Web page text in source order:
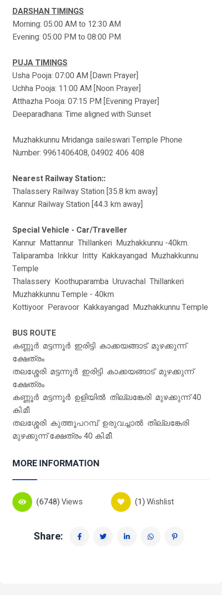
DARSHAN TIMINGS
Morning: 05:00 AM to 12:30 AM
Evening: 05:00 PM to 08:00 PM
PUJA TIMINGS
Usha Pooja: 07:00 AM [Dawn Prayer]
Uchha Pooja: 11:00 AM [Noon Prayer]
Atthazha Pooja: 07:15 PM [Evening Prayer]
Deeparadhana: Time aligned with Sunset
Muzhakkunnu Mridanga saileswari Temple Phone
Number: 9961406408, 04902 406 408
Nearest Railway Station::
Thalassery Railway Station [35.8 km away]
Kannur Railway Station [44.3 km away]
Special Vehicle - Car/Traveller
Kannur‍ Mattannur‍ Thillankeri Muzhakkunnu -40km.
Taliparamba Irikkur‍ Iritty Kakkayangad Muzhakkunnu
Temple
Thalassery Koothuparamba Uruvachal‍ Thillankeri
Muzhakkunnu Temple - 40km
Kottiyoor‍ Peravoor‍ Kakkayangad Muzhakkunnu Temple
BUS ROUTE
കണ്ണൂര്‍ മട്ടന്നൂര്‍ ഇരിട്ടി കാക്കയങ്ങാട് മുഴക്കുന്ന്
ക്ഷേത്രം
തലശ്ശേരി മട്ടന്നൂര്‍ ഇരിട്ടി കാക്കയങ്ങാട് മുഴക്കുന്ന്
ക്ഷേത്രം
കണ്ണൂര്‍ മട്ടന്നൂര്‍ ഉളിയില്‍ തില്ലങ്കേരി മുഴക്കുന്ന് 40
കി.മീ.
തലശ്ശേരി കുത്തൂപറമ്പ് ഉരുവച്ചാല്‍ തില്ലങ്കേരി
മുഴക്കുന്ന് ക്ഷേത്രം 40 കി.മീ.
MORE INFORMATION
(6748)Views (1)Wishlist
Share: